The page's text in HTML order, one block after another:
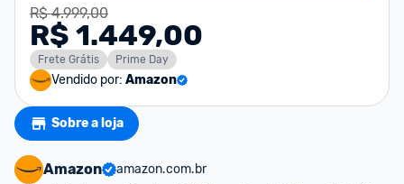
R$ 4.999,00
R$ 1.449,00
Frete Grátis Prime Day
Vendido por: Amazon
Sobre a loja
Amazon
amazon.com.br